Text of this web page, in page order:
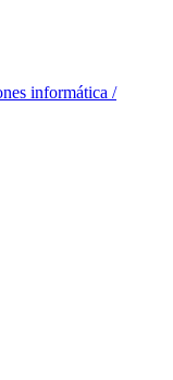
informática /